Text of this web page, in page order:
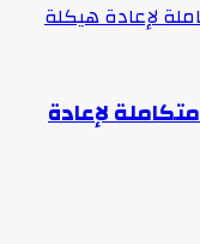
لإعادة